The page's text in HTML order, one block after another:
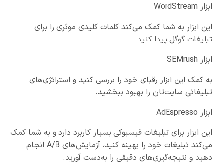
ابزار WordStream
این ابزار به شما کمک می‌کند کلمات کلیدی موثری را برای
تبلیغات گوگل پیدا کنید.
ابزار SEMrush
به کمک این ابزار رقبای خود را بررسی کنید و استراتژی‌های
تبلیغاتی سایت‌تان را بهبود ببخشید.
ابزار AdEspresso
این ابزار برای تبلیغات فیسبوکی بسیار کاربرد دارد و به شما کمک
می‌کند تبلیغات خود را بهینه کنید، آزمایش‌های A/B انجام
دهید و نتیجه‌گیری‌های دقیقی را به‌دست آورید.